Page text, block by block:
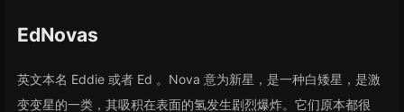
EdNovas
英文本名 Eddie 或者 Ed 。Nova 意为新星，是一种白矮星，是激
变变星的一类，其吸积在表面的氢发生剧烈爆炸。它们原本都很